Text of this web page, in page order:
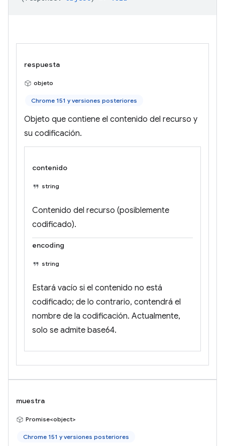
respuesta
objeto
Chrome 151 y versiones posteriores
Objeto que contiene el contenido del recurso y
su codificación.
contenido
string
Contenido del recurso (posiblemente
codificado).
encoding
string
Estará vacío si el contenido no está
codificado; de lo contrario, contendrá el
nombre de la codificación. Actualmente,
solo se admite base64.
muestra
Promise<object>
Chrome 151 y versiones posteriores